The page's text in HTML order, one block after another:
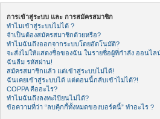
การเข้าสู่ระบบ และ การสมัครสมาชิก
ทำไมเข้าสู่ระบบไม่ได้ ?
จำเป็นต้องสมัครสมาชิกด้วยหรือ?
ทำไมฉันถึงออกจากระบบโดยอัตโนมัติ?
จะสั่งไม่ให้แสดงชื่อของฉัน ในรายชื่อผู้ที่กำลัง ออนไล
ฉันลืม รหัสผ่าน!
สมัครสมาชิกแล้ว แต่เข้าสู่ระบบไม่ได้!
ฉันเคยเข้าสู่ระบบได้ แต่ตอนนี้กลับเข้าไม่ได้?!
COPPA คืออะไร?
ทำไมฉันถึงลงทะเีบียนไม่ได้?
ข้อความที่ว่า “ลบคุีกกี้ทั้งหมดของบอร์ดนี้” ทำอะไร ?